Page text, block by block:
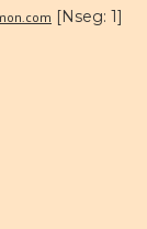
[Nseg: 1]